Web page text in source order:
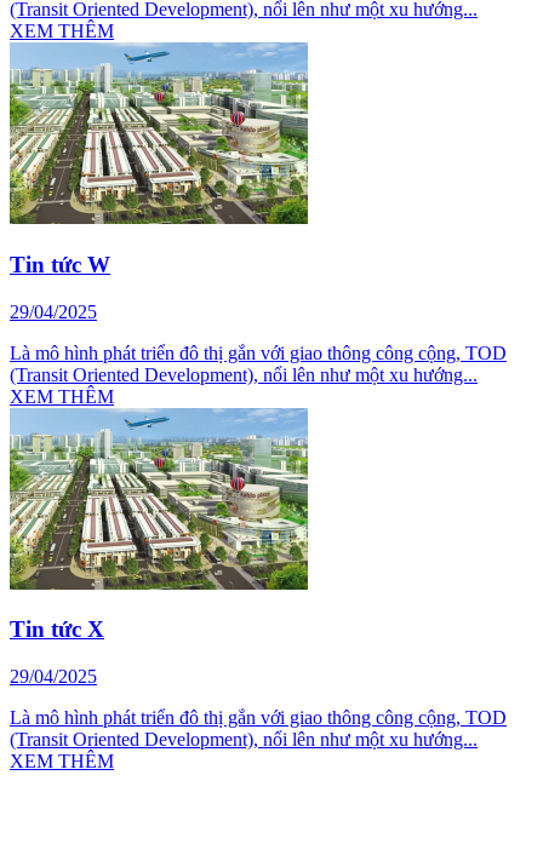
(Transit Oriented Development), nổi lên như một xu hướng...
XEM THÊM
Tin tức W
29/04/2025
Là mô hình phát triển đô thị gắn với giao thông công cộng, TOD
(Transit Oriented Development), nổi lên như một xu hướng...
XEM THÊM
Tin tức X
29/04/2025
Là mô hình phát triển đô thị gắn với giao thông công cộng, TOD
(Transit Oriented Development), nổi lên như một xu hướng...
XEM THÊM